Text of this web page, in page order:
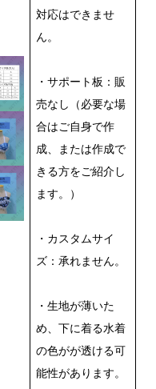
対応はできませ
ん。
・サポート板：販
売なし（必要な場
合はご自身で作
成、または作成で
きる方をご紹介し
ます。）
・カスタムサイ
ズ：承れません。
・生地が薄いた
め、下に着る水着
の色がが透ける可
能性があります。